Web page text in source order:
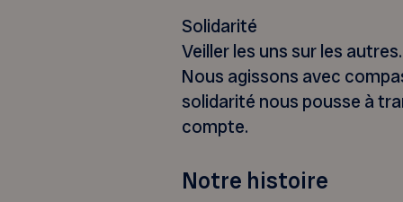
Solidarité
Veiller les uns sur les autres.
Nous agissons avec
solidarité nous pousse à
compte.
Notre histoire